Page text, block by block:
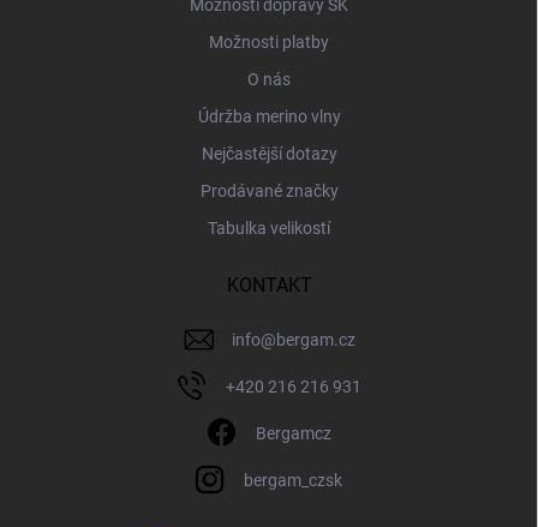
Možnosti dopravy SK
Možnosti platby
O nás
Údržba merino vlny
Nejčastější dotazy
Prodávané značky
Tabulka velikostí
KONTAKT
info@bergam.cz
+420 216 216 931
Bergamcz
bergam_czsk